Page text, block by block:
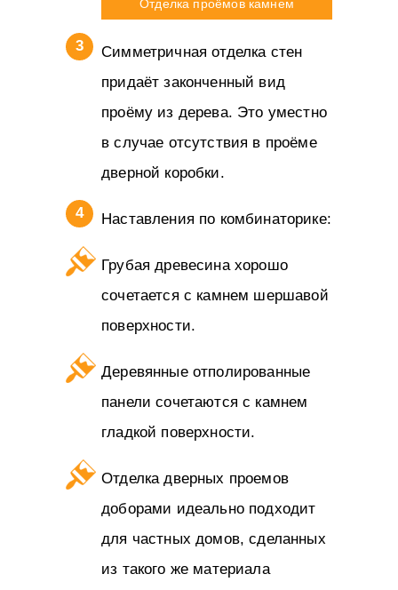
Отделка проёмов камнем
Симметричная отделка стен
придаёт законченный вид
проёму из дерева. Это уместно
в случае отсутствия в проёме
дверной коробки.
Наставления по комбинаторике:
Грубая древесина хорошо
сочетается с камнем шершавой
поверхности.
Деревянные отполированные
панели сочетаются с камнем
гладкой поверхности.
Отделка дверных проемов
доборами идеально подходит
для частных домов, сделанных
из такого же материала